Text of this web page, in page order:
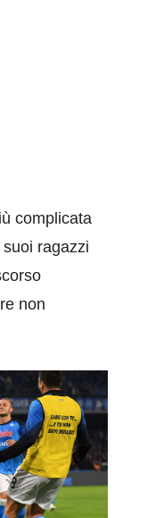
complicata
ragazzi
non